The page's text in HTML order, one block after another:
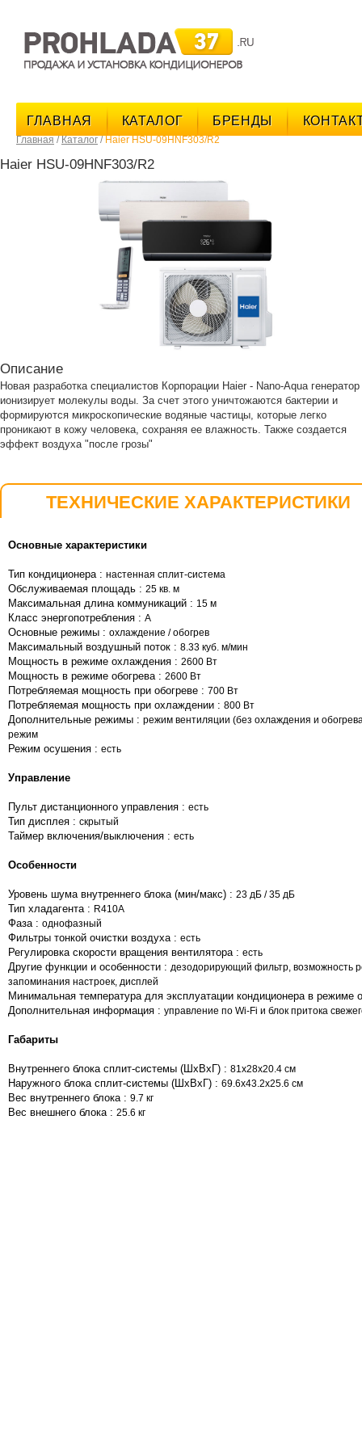
ГЛАВНАЯ КАТАЛОГ БРЕНДЫ
Главная / Каталог / Haier HSU-09HNF303/R2
Haier HSU-09HNF303/R2
Описание
Новая разработка специалистов Корпорации Haier - Nano-Aqua генератор
ионизирует молекулы воды. За счет этого уничтожаются бактерии и
формируются микроскопические водяные частицы, которые легко
проникают в кожу человека, сохраняя ее влажность. Также создается
эффект воздуха "после грозы"
ТЕХНИЧЕСКИЕ ХАРАКТЕРИСТИКИ
Основные характеристики
Тип кондиционера : настенная сплит-система
Обслуживаемая площадь : 25 кв. м
Максимальная длина коммуникаций : 15 м
Класс энергопотребления : A
Основные режимы : охлаждение / обогрев
Максимальный воздушный поток : 8.33 куб. м/мин
Мощность в режиме охлаждения : 2600 Вт
Мощность в режиме обогрева : 2600 Вт
Потребляемая мощность при обогреве : 700 Вт
Потребляемая мощность при охлаждении : 800 Вт
Дополнительные режимы : режим вентиляции (без охлаждения и
режим
Режим осушения : есть
Управление
Пульт дистанционного управления : есть
Тип дисплея : скрытый
Таймер включения/выключения : есть
Особенности
Уровень шума внутреннего блока (мин/макс) : 23 дБ / 35 дБ
Тип хладагента : R410A
Фаза : однофазный
Фильтры тонкой очистки воздуха : есть
Регулировка скорости вращения вентилятора : есть
Другие функции и особенности : дезодорирующий фильтр, возможность
запоминания настроек, дисплей
Минимальная температура для эксплуатации кондиционера в режиме
Дополнительная информация : управление по Wi-Fi и блок притока
Габариты
Внутреннего блока сплит-системы (ШxВxГ) : 81x28x20.4 см
Наружного блока сплит-системы (ШxВxГ) : 69.6x43.2x25.6 см
Вес внутреннего блока : 9.7 кг
Вес внешнего блока : 25.6 кг